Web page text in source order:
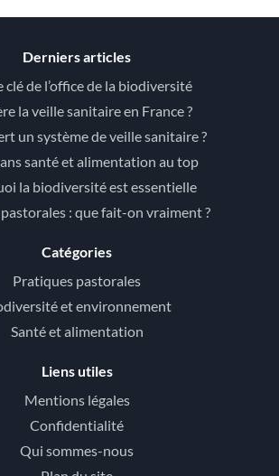
Derniers articles
clé de l’office de la biodiversité
la veille sanitaire en France ?
un système de veille sanitaire ?
santé et alimentation au top
la biodiversité est essentielle
: que fait-on vraiment ?
Catégories
Pratiques pastorales
et environnement
Santé et alimentation
Liens utiles
Mentions légales
Confidentialité
Qui sommes-nous